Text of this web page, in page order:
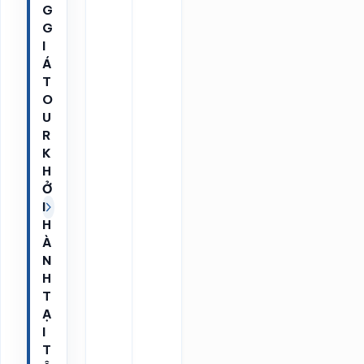
G
G
I
Á
T
O
U
R
K
H
Ở
I
H
À
N
H
T
Ạ
I
T